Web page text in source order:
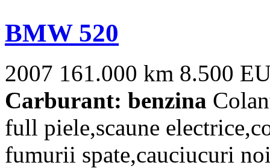
BMW 520
2007 161.000 km 8.500
Carburant: benzina
full piele,scaune
fumurii spate,cauciucuri